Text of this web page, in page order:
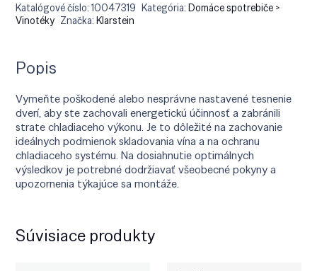
Katalógové číslo:10047319 Kategória:Domáce spotrebiče >
Vinotéky Značka:Klarstein
Popis
Vymeňte poškodené alebo nesprávne nastavené tesnenie
dverí, aby ste zachovali energetickú účinnosť a zabránili
strate chladiaceho výkonu. Je to dôležité na zachovanie
ideálnych podmienok skladovania vína a na ochranu
chladiaceho systému. Na dosiahnutie optimálnych
výsledkov je potrebné dodržiavať všeobecné pokyny a
upozornenia týkajúce sa montáže.
Súvisiace produkty